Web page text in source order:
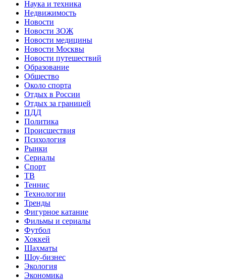
Наука и техника
Недвижимость
Новости
Новости ЗОЖ
Новости медицины
Новости Москвы
Новости путешествий
Образование
Общество
Около спорта
Отдых в России
Отдых за границей
ПДД
Политика
Происшествия
Психология
Рынки
Сериалы
Спорт
ТВ
Теннис
Технологии
Тренды
Фигурное катание
Фильмы и сериалы
Футбол
Хоккей
Шахматы
Шоу-бизнес
Экология
Экономика